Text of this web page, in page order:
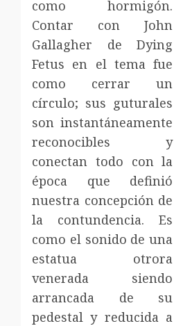
como hormigón.
Contar con John
Gallagher de Dying
Fetus en el tema fue
como cerrar un
círculo; sus guturales
son instantáneamente
reconocibles y
conectan todo con la
época que definió
nuestra concepción de
la contundencia. Es
como el sonido de una
estatua otrora
venerada siendo
arrancada de su
pedestal y reducida a